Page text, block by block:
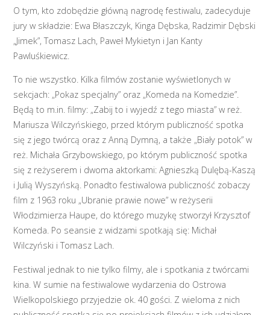
O tym, kto zdobędzie główną nagrodę festiwalu, zadecyduje
jury w składzie: Ewa Błaszczyk, Kinga Dębska, Radzimir Dębski
„Jimek”, Tomasz Lach, Paweł Mykietyn i Jan Kanty
Pawluśkiewicz.
To nie wszystko. Kilka filmów zostanie wyświetlonych w
sekcjach: „Pokaz specjalny” oraz „Komeda na Komedzie”.
Będą to m.in. filmy: „Zabij to i wyjedź z tego miasta” w reż.
Mariusza Wilczyńskiego, przed którym publiczność spotka
się z jego twórcą oraz z Anną Dymną, a także „Biały potok” w
reż. Michała Grzybowskiego, po którym publiczność spotka
się z reżyserem i dwoma aktorkami: Agnieszką Dulębą-Kaszą
i Julią Wyszyńską. Ponadto festiwalowa publiczność zobaczy
film z 1963 roku „Ubranie prawie nowe” w reżyserii
Włodzimierza Haupe, do którego muzykę stworzył Krzysztof
Komeda. Po seansie z widzami spotkają się: Michał
Wilczyński i Tomasz Lach.
Festiwal jednak to nie tylko filmy, ale i spotkania z twórcami
kina. W sumie na festiwalowe wydarzenia do Ostrowa
Wielkopolskiego przyjedzie ok. 40 gości. Z wieloma z nich